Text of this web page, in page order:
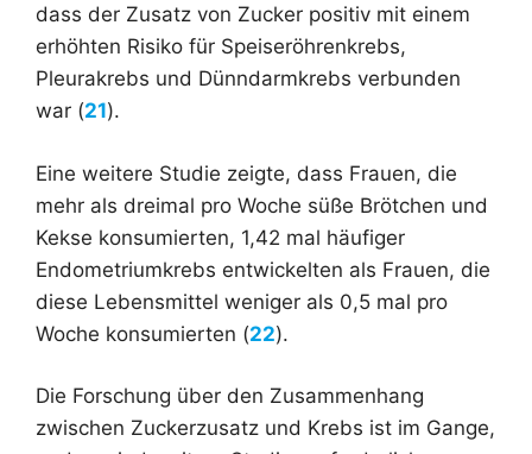
dass der Zusatz von Zucker positiv mit einem
erhöhten Risiko für Speiseröhrenkrebs,
Pleurakrebs und Dünndarmkrebs verbunden
war (21).
Eine weitere Studie zeigte, dass Frauen, die
mehr als dreimal pro Woche süße Brötchen und
Kekse konsumierten, 1,42 mal häufiger
Endometriumkrebs entwickelten als Frauen, die
diese Lebensmittel weniger als 0,5 mal pro
Woche konsumierten (22).
Die Forschung über den Zusammenhang
zwischen Zuckerzusatz und Krebs ist im Gange,